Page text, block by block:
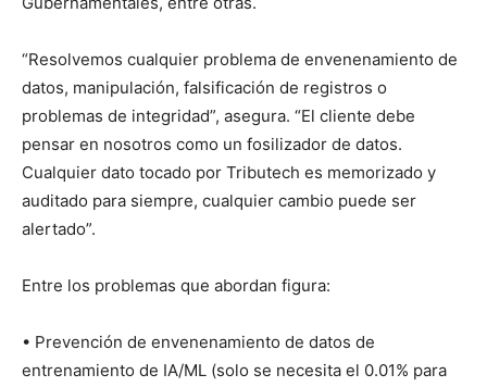
“Resolvemos cualquier problema de envenenamiento de
datos, manipulación, falsificación de registros o
problemas de integridad”, asegura. “El cliente debe
pensar en nosotros como un fosilizador de datos.
Cualquier dato tocado por Tributech es memorizado y
auditado para siempre, cualquier cambio puede ser
alertado”.
Entre los problemas que abordan figura:
• Prevención de envenenamiento de datos de
entrenamiento de IA/ML (solo se necesita el 0.01% para